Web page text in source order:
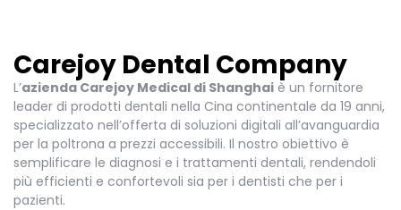
Carejoy Dental Company
L’azienda Carejoy Medical di Shanghai è un fornitore
leader di prodotti dentali nella Cina continentale da 19 anni,
specializzato nell’offerta di soluzioni digitali all’avanguardia
per la poltrona a prezzi accessibili. Il nostro obiettivo è
semplificare le diagnosi e i trattamenti dentali, rendendoli
più efficienti e confortevoli sia per i dentisti che per i
pazienti.